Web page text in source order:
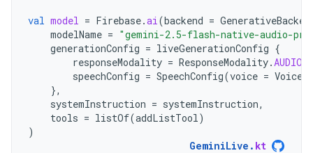
val model = Firebase.ai(backend =
modelName = "gemini-2.5-flash-native-audio-
generationConfig = liveGenerationConfig {
responseModality = ResponseModality.AUDIO
speechConfig = SpeechConfig(voice = Voice
},
systemInstruction = systemInstruction,
tools = listOf(addListTool)
)
GeminiLive . kt